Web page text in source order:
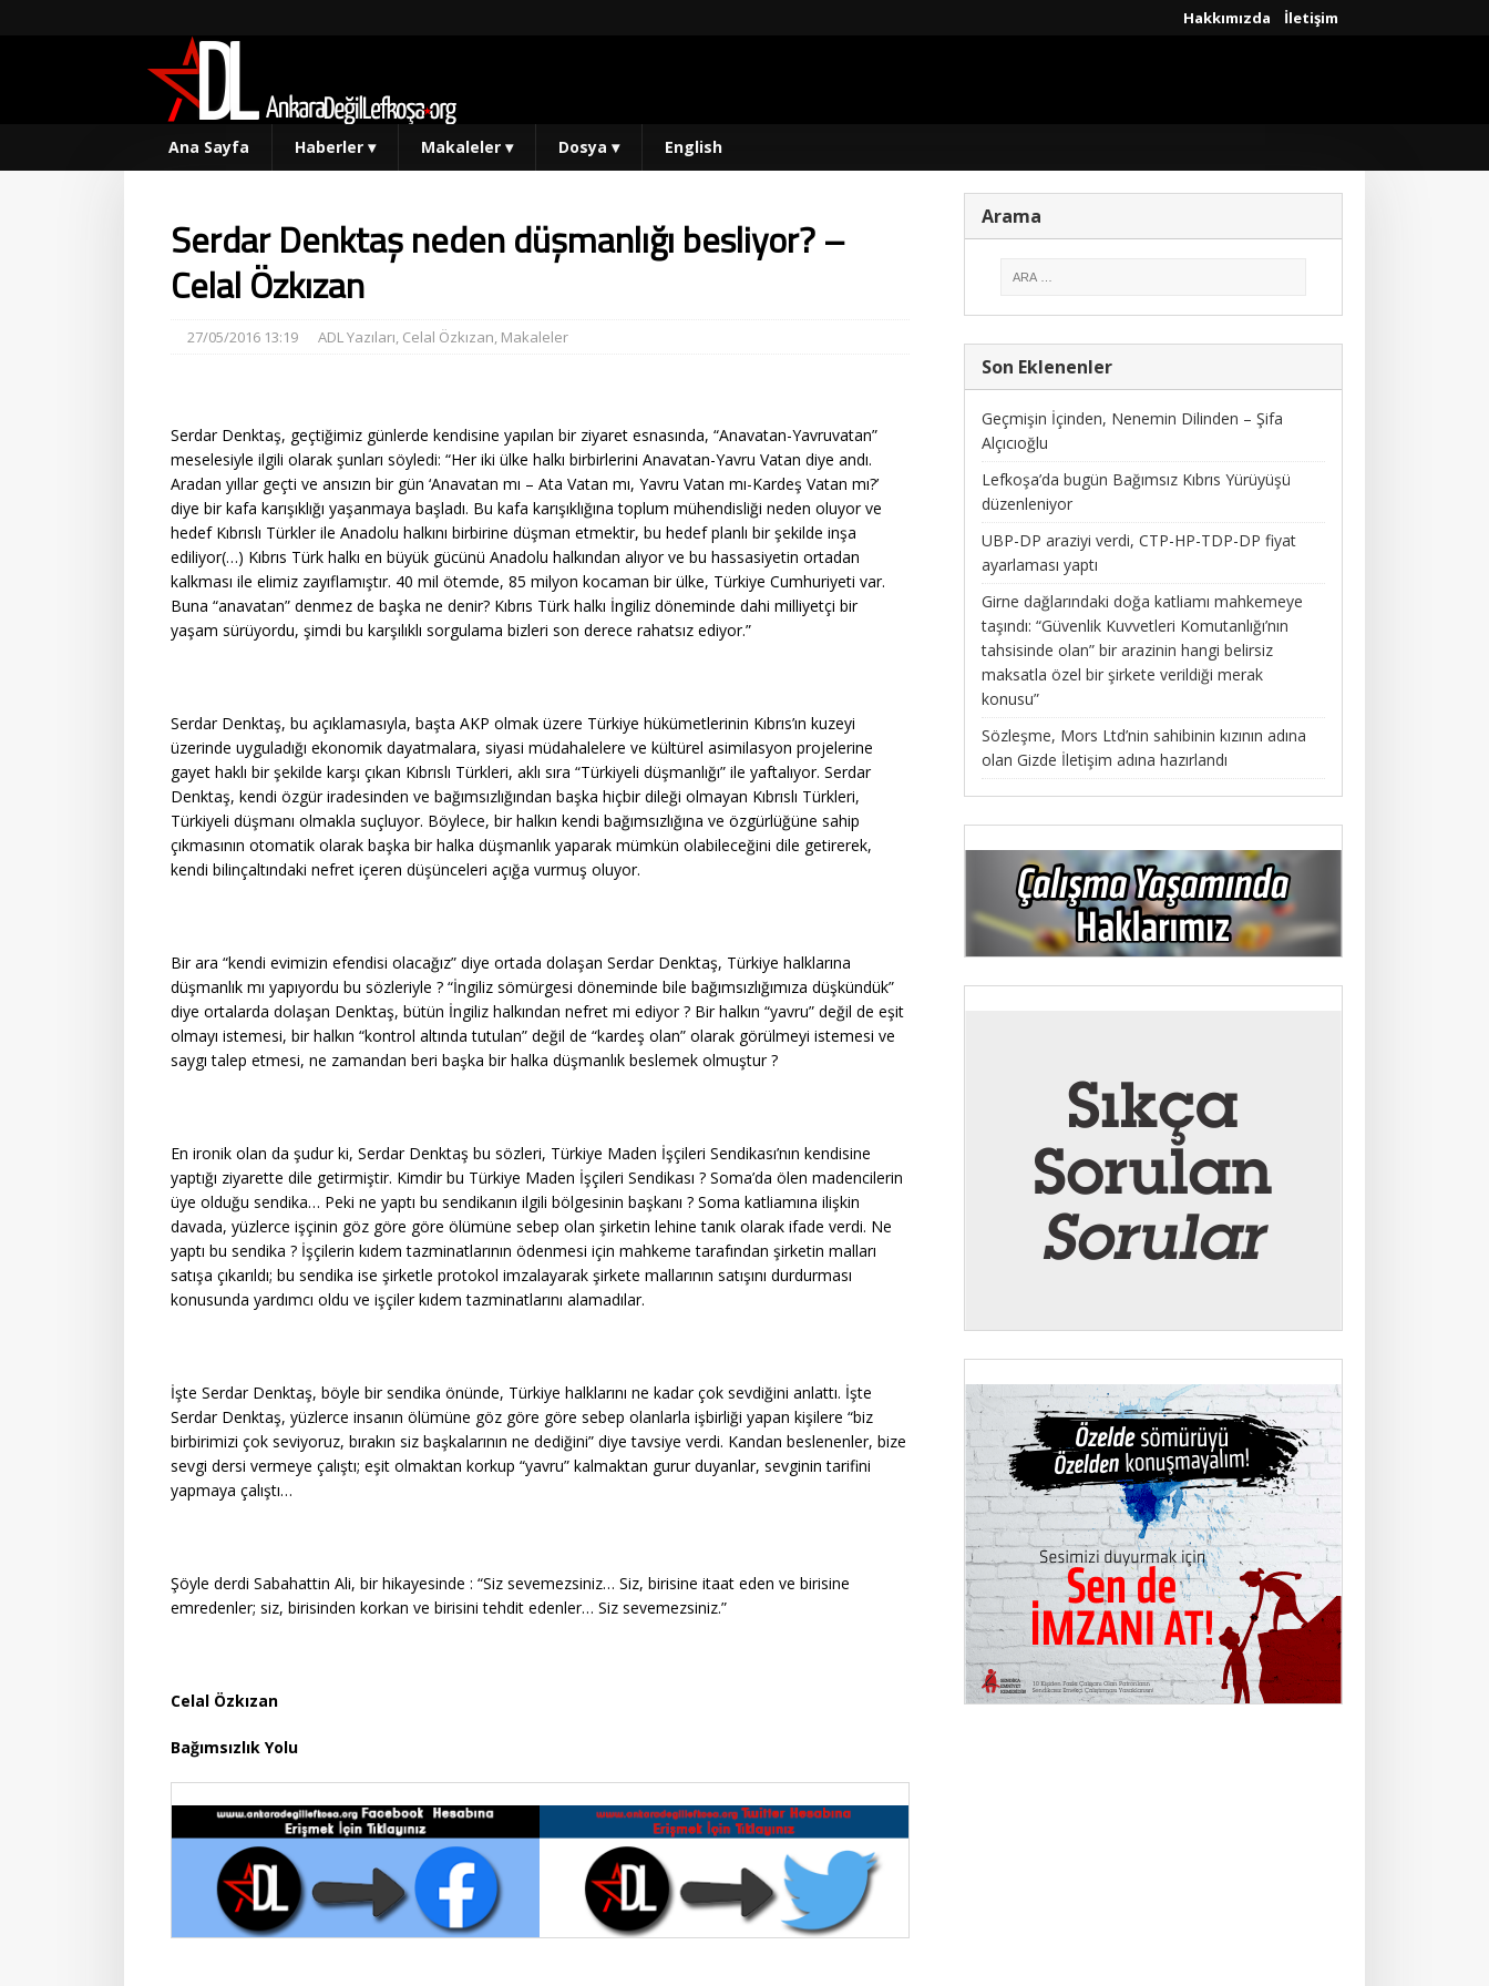
Hakkımızda İletişim
Ana Sayfa Haberler ▾ Makaleler ▾ Dosya ▾ English
Serdar Denktaş neden düşmanlığı besliyor? –
Celal Özkızan
27/05/2016 13:19 ADL Yazıları, Celal Özkızan, Makaleler
Serdar Denktaş, geçtiğimiz günlerde kendisine yapılan bir ziyaret esnasında, “Anavatan-Yavruvatan”
meselesiyle ilgili olarak şunları söyledi: “Her iki ülke halkı birbirlerini Anavatan-Yavru Vatan diye andı.
Aradan yıllar geçti ve ansızın bir gün ‘Anavatan mı – Ata Vatan mı, Yavru Vatan mı-Kardeş Vatan mı?’
diye bir kafa karışıklığı yaşanmaya başladı. Bu kafa karışıklığına toplum mühendisliği neden oluyor ve
hedef Kıbrıslı Türkler ile Anadolu halkını birbirine düşman etmektir, bu hedef planlı bir şekilde inşa
ediliyor(…) Kıbrıs Türk halkı en büyük gücünü Anadolu halkından alıyor ve bu hassasiyetin ortadan
kalkması ile elimiz zayıflamıştır. 40 mil ötemde, 85 milyon kocaman bir ülke, Türkiye Cumhuriyeti var.
Buna “anavatan” denmez de başka ne denir? Kıbrıs Türk halkı İngiliz döneminde dahi milliyetçi bir
yaşam sürüyordu, şimdi bu karşılıklı sorgulama bizleri son derece rahatsız ediyor.”
Serdar Denktaş, bu açıklamasıyla, başta AKP olmak üzere Türkiye hükümetlerinin Kıbrıs’ın kuzeyi
üzerinde uyguladığı ekonomik dayatmalara, siyasi müdahalelere ve kültürel asimilasyon projelerine
gayet haklı bir şekilde karşı çıkan Kıbrıslı Türkleri, aklı sıra “Türkiyeli düşmanlığı” ile yaftalıyor. Serdar
Denktaş, kendi özgür iradesinden ve bağımsızlığından başka hiçbir dileği olmayan Kıbrıslı Türkleri,
Türkiyeli düşmanı olmakla suçluyor. Böylece, bir halkın kendi bağımsızlığına ve özgürlüğüne sahip
çıkmasının otomatik olarak başka bir halka düşmanlık yaparak mümkün olabileceğini dile getirerek,
kendi bilinçaltındaki nefret içeren düşünceleri açığa vurmuş oluyor.
Bir ara “kendi evimizin efendisi olacağız” diye ortada dolaşan Serdar Denktaş, Türkiye halklarına
düşmanlık mı yapıyordu bu sözleriyle ? “İngiliz sömürgesi döneminde bile bağımsızlığımıza düşkündük”
diye ortalarda dolaşan Denktaş, bütün İngiliz halkından nefret mi ediyor ? Bir halkın “yavru” değil de eşit
olmayı istemesi, bir halkın “kontrol altında tutulan” değil de “kardeş olan” olarak görülmeyi istemesi ve
saygı talep etmesi, ne zamandan beri başka bir halka düşmanlık beslemek olmuştur ?
En ironik olan da şudur ki, Serdar Denktaş bu sözleri, Türkiye Maden İşçileri Sendikası’nın kendisine
yaptığı ziyarette dile getirmiştir. Kimdir bu Türkiye Maden İşçileri Sendikası ? Soma’da ölen madencilerin
üye olduğu sendika… Peki ne yaptı bu sendikanın ilgili bölgesinin başkanı ? Soma katliamına ilişkin
davada, yüzlerce işçinin göz göre göre ölümüne sebep olan şirketin lehine tanık olarak ifade verdi. Ne
yaptı bu sendika ? İşçilerin kıdem tazminatlarının ödenmesi için mahkeme tarafından şirketin malları
satışa çıkarıldı; bu sendika ise şirketle protokol imzalayarak şirkete mallarının satışını durdurması
konusunda yardımcı oldu ve işçiler kıdem tazminatlarını alamadılar.
İşte Serdar Denktaş, böyle bir sendika önünde, Türkiye halklarını ne kadar çok sevdiğini anlattı. İşte
Serdar Denktaş, yüzlerce insanın ölümüne göz göre göre sebep olanlarla işbirliği yapan kişilere “biz
birbirimizi çok seviyoruz, bırakın siz başkalarının ne dediğini” diye tavsiye verdi. Kandan beslenenler, bize
sevgi dersi vermeye çalıştı; eşit olmaktan korkup “yavru” kalmaktan gurur duyanlar, sevginin tarifini
yapmaya çalıştı…
Şöyle derdi Sabahattin Ali, bir hikayesinde : “Siz sevemezsiniz… Siz, birisine itaat eden ve birisine
emredenler; siz, birisinden korkan ve birisini tehdit edenler… Siz sevemezsiniz.”
Celal Özkızan
Bağımsızlık Yolu
Arama
Son Eklenenler
Geçmişin İçinden, Nenemin Dilinden – Şifa
Alçıcıoğlu
Lefkoşa’da bugün Bağımsız Kıbrıs Yürüyüşü
düzenleniyor
UBP-DP araziyi verdi, CTP-HP-TDP-DP fiyat
ayarlaması yaptı
Girne dağlarındaki doğa katliamı mahkemeye
taşındı: “Güvenlik Kuvvetleri Komutanlığı’nın
tahsisinde olan” bir arazinin hangi belirsiz
maksatla özel bir şirkete verildiği merak
konusu”
Sözleşme, Mors Ltd’nin sahibinin kızının adına
olan Gizde İletişim adına hazırlandı